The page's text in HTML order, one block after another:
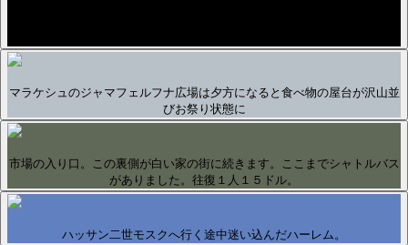
マラケシュのジャマフェルフナ広場は夕方になると食べ物の屋台が沢山並
びお祭り状態に
市場の入り口。この裏側が白い家の街に続きます。ここまでシャトルバス
がありました。往復１人１５ドル。
ハッサン二世モスクへ行く途中迷い込んだハーレム。